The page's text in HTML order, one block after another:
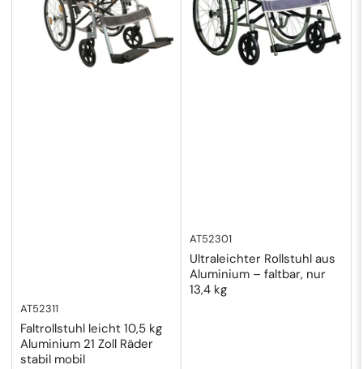
AT52311
Faltrollstuhl leicht 10,5 kg
Aluminium 21 Zoll Räder
stabil mobil
AT52301
Ultraleichter Rollstuhl aus
Aluminium – faltbar, nur
13,4 kg